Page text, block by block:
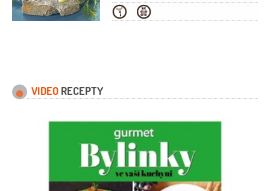
cibule)
sůl
ozdobu)
chléb4 plátky
Kategorie
VIDEO RECEPTY